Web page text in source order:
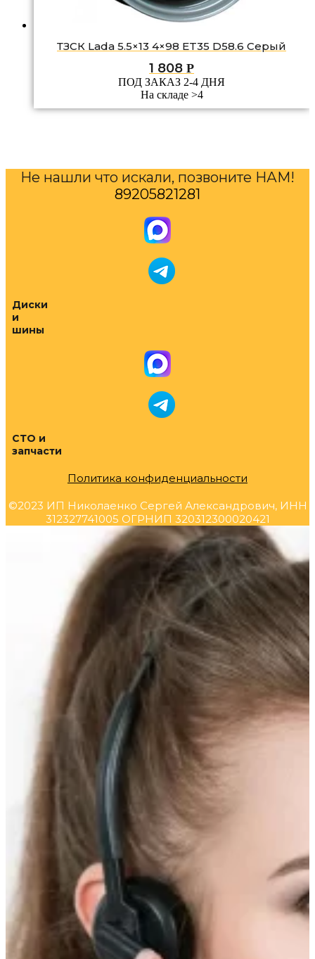
ТЗСК Lada 5.5×13 4×98 ET35 D58.6 Серый
1 808 Р
ПОД ЗАКАЗ 2-4 ДНЯ
На складе >4
Не нашли что искали, позвоните НАМ!
89205821281
Диски
и
шины
СТО и
запчасти
Политика конфиденциальности
©2023 ИП Николаенко Сергей Александрович, ИНН
312327741005 ОГРНИП 320312300020421